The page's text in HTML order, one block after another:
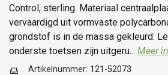
Control, sterling. Materiaal
vervaardigd uit vormvaste
grondstof is in de massa gekleurd.
onderste toetsen zijn uitgeru... Meer
Artikelnummer: 121-52073